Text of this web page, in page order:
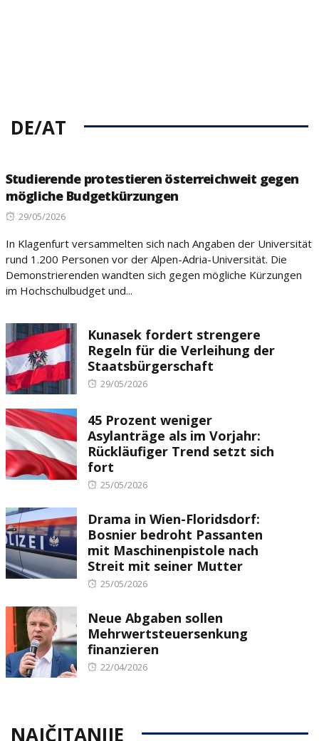
DE/AT
Studierende protestieren österreichweit gegen
mögliche Budgetkürzungen
Posted
29/05/2026
In Klagenfurt versammelten sich nach Angaben der Universität
rund 1.200 Personen vor der Alpen-Adria-Universität. Die
Demonstrierenden wandten sich gegen mögliche Kürzungen
im Hochschulbudget und...
Kunasek fordert strengere
Regeln für die Verleihung der
Staatsbürgerschaft
Posted
29/05/2026
45 Prozent weniger
Asylanträge als im Vorjahr:
Rückläufiger Trend setzt sich
fort
Posted
25/05/2026
Drama in Wien-Floridsdorf:
Bosnier bedroht Passanten
mit Maschinenpistole nach
Streit mit seiner Mutter
Posted
25/05/2026
Neue Abgaben sollen
Mehrwertsteuersenkung
finanzieren
Posted
22/04/2026
NAJČITANIJE